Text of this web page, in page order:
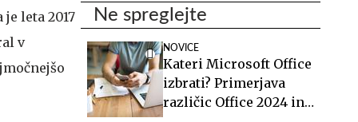
leta 2017
v
Ne spreglejte
NOVICE
Kateri Microsoft Office
izbrati? Primerjava
različic Office 2024 in